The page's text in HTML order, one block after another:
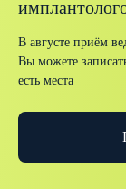
В августе приём
Вы можете
есть места